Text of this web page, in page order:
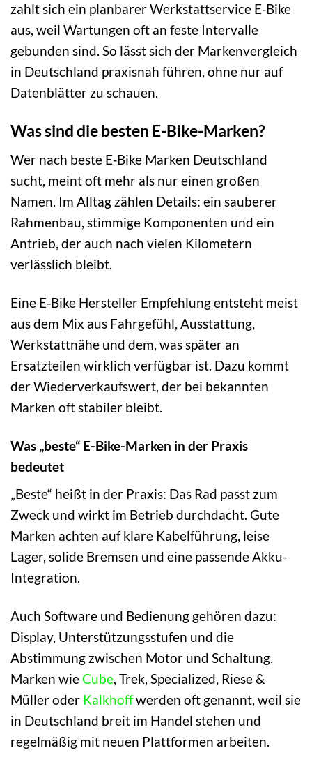
zahlt sich ein planbarer Werkstattservice E‑Bike
aus, weil Wartungen oft an feste Intervalle
gebunden sind. So lässt sich der Markenvergleich
in Deutschland praxisnah führen, ohne nur auf
Datenblätter zu schauen.
Was sind die besten E-Bike-Marken?
Wer nach beste E‑Bike Marken Deutschland
sucht, meint oft mehr als nur einen großen
Namen. Im Alltag zählen Details: ein sauberer
Rahmenbau, stimmige Komponenten und ein
Antrieb, der auch nach vielen Kilometern
verlässlich bleibt.
Eine E‑Bike Hersteller Empfehlung entsteht meist
aus dem Mix aus Fahrgefühl, Ausstattung,
Werkstattnähe und dem, was später an
Ersatzteilen wirklich verfügbar ist. Dazu kommt
der Wiederverkaufswert, der bei bekannten
Marken oft stabiler bleibt.
Was „beste“ E-Bike-Marken in der Praxis
bedeutet
„Beste“ heißt in der Praxis: Das Rad passt zum
Zweck und wirkt im Betrieb durchdacht. Gute
Marken achten auf klare Kabelführung, leise
Lager, solide Bremsen und eine passende Akku-
Integration.
Auch Software und Bedienung gehören dazu:
Display, Unterstützungsstufen und die
Abstimmung zwischen Motor und Schaltung.
Marken wieCube, Trek, Specialized, Riese &
Müller oder Kalkhoffwerden oft genannt, weil sie
in Deutschland breit im Handel stehen und
regelmäßig mit neuen Plattformen arbeiten.